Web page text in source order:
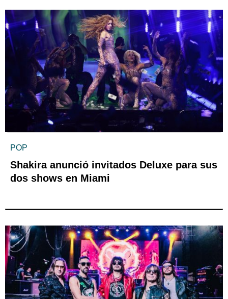
POP
Shakira anunció invitados Deluxe para sus
dos shows en Miami